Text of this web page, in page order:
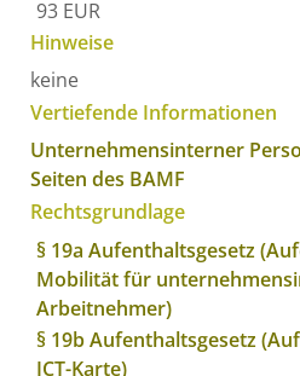
93 EUR
Hinweise
keine
Vertiefende Informationen
Unternehmensinterner
Seiten des BAMF
Rechtsgrundlage
§ 19a Aufenthaltsgesetz
Mobilität für
Arbeitnehmer)
§ 19b Aufenthaltsgesetz
ICT-Karte)